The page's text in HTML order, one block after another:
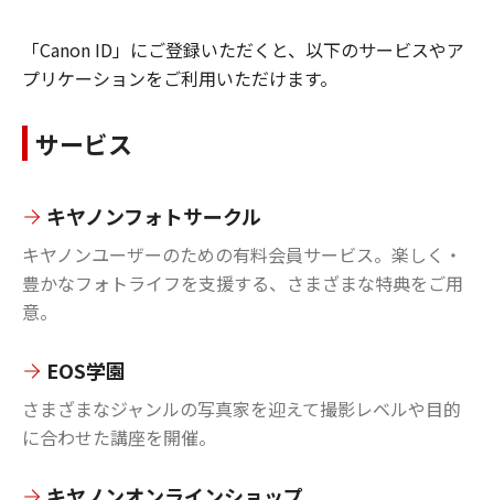
「Canon ID」にご登録いただくと、以下のサービスやア
プリケーションをご利用いただけます。
サービス
キヤノンフォトサークル
キヤノンユーザーのための有料会員サービス。楽しく・
豊かなフォトライフを支援する、さまざまな特典をご用
意。
EOS学園
さまざまなジャンルの写真家を迎えて撮影レベルや目的
に合わせた講座を開催。